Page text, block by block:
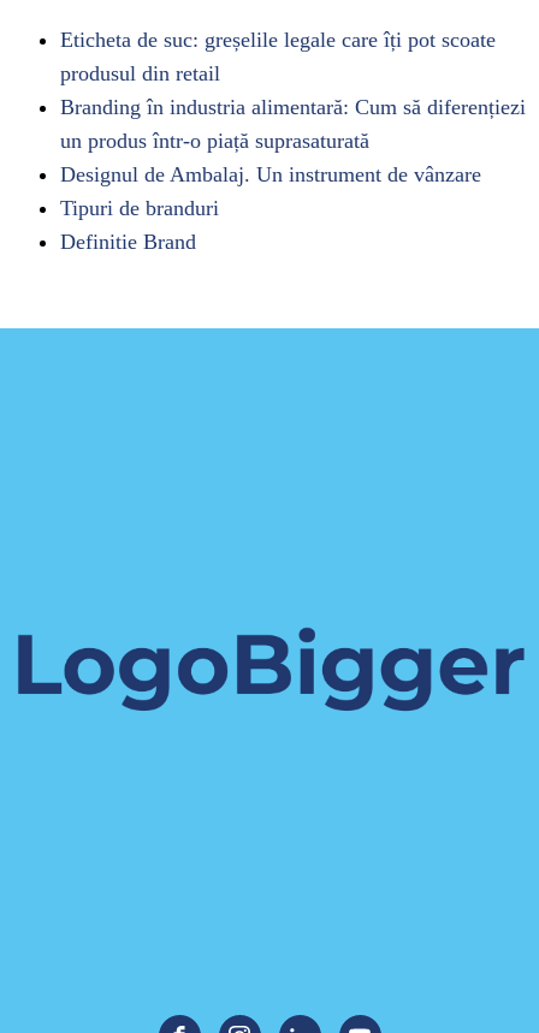
Eticheta de suc: greșelile legale care îți pot scoate
produsul din retail
Branding în industria alimentară: Cum să diferențiezi
un produs într-o piață suprasaturată
Designul de Ambalaj. Un instrument de vânzare
Tipuri de branduri
Definitie Brand